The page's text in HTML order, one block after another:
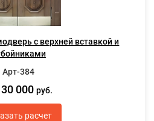
с верхней вставкой и
Арт-384
000руб.
расчет